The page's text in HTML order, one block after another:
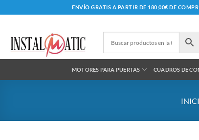
al
ENVÍO GRATIS A PARTIR DE 180,00€ DE
MOTORES PARA PUERTAS CUADROS DE